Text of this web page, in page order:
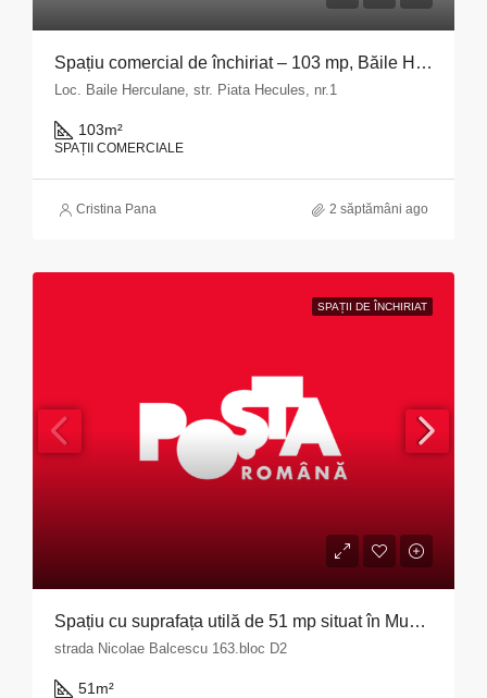
Spațiu comercial de închiriat – 103 mp, Băile Herculane
Loc. Baile Herculane, str. Piata Hecules, nr.1
103m²
SPAȚII COMERCIALE
Cristina Pana 2 săptămâni ago
SPAȚII DE ÎNCHIRIAT
Spațiu cu suprafața utilă de 51 mp situat în Municipiul Pitești, str. Nicolae Bălcescu nr. 163, bloc D2, județul Argeș
strada Nicolae Balcescu 163.bloc D2
51 m²